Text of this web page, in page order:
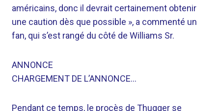
américains, donc il devrait certainement obtenir
une caution dès que possible », a commenté un
fan, qui s’est rangé du côté de Williams Sr.
ANNONCE
CHARGEMENT DE L’ANNONCE…
Pendant ce temps, le procès de Thugger se